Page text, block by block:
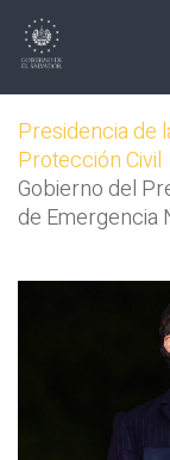
Presidencia de
Protección Civil
Gobierno del
de Emergencia